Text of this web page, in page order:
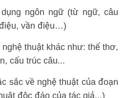
ngôn ngữ (từ ngữ, câu
vần điệu…)
thuật khác như: thể thơ,
cấu trúc câu...
sắc về nghệ thuật của đoạn
độc đáo của tác giả...)